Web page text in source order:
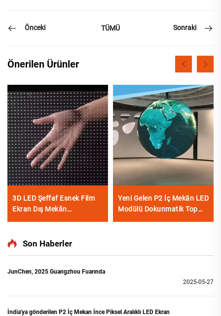
Önceki TÜMÜ Sonraki
Önerilen Ürünler
3D LED Şeffaf Esnek Film
Ekran Dış Mekân
Video Duvarı Dijital Afiş
Yeni Gelen P2 İç Mekân LED
Modülü Dokunmatik Top
Son Haberler
JunChen, 2025 Guangzhou Fuarında
2025-05-27
İndia'ya gönderilen P2 İç Mekan İnce Piksel Aralıklı LED Ekran